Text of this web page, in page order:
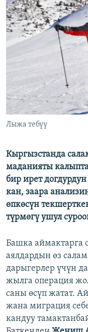
АЗАТТЫК+
ЫҢГАЙСЫЗ СУРООЛОР
ЭЕ/АРнун бардык
Лыжа тебүү
Кыргызстанда
маданияты
бир ирет
кан, заара
өпкөсүн
түрмөгү ушул
Башка аймактарга
аялдардын өз
дарыгерлер үчүн
жылга операция
саны өсүп жатат.
жана миграция
кандуу